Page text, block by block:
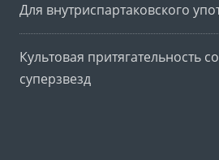
Для внутриспартаковского
Культовая притягательность
суперзвезд